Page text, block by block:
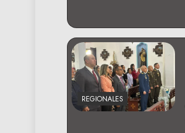
REGIONALES